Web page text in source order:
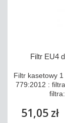
Filtr EU4
Filtr kasetowy
779:2012 :
51,05 zł